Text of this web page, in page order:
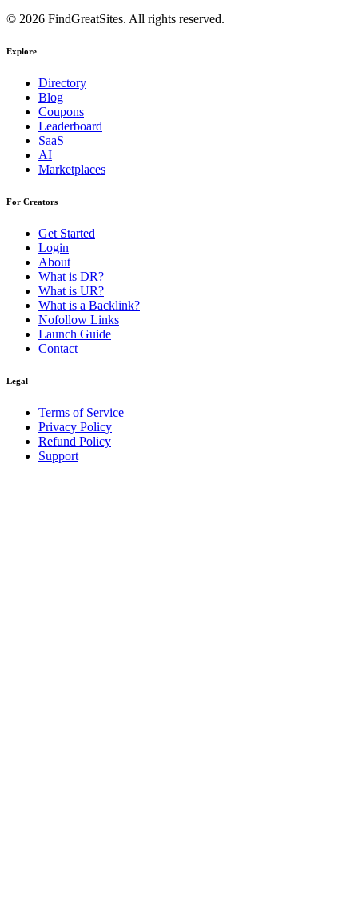
© 2026 FindGreatSites. All rights reserved.
Explore
Directory
Blog
Coupons
Leaderboard
SaaS
AI
Marketplaces
For Creators
Get Started
Login
About
What is DR?
What is UR?
What is a Backlink?
Nofollow Links
Launch Guide
Contact
Legal
Terms of Service
Privacy Policy
Refund Policy
Support